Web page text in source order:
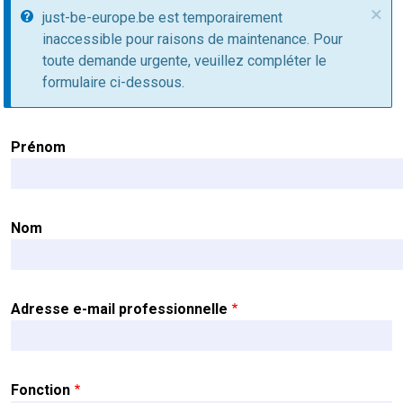
Message d'information ×
just-be-europe.be est temporairement
inaccessible pour raisons de maintenance. Pour
toute demande urgente, veuillez compléter le
formulaire ci-dessous.
Nom
Prénom
Nom
Adresse e-mail professionnelle
Fonction